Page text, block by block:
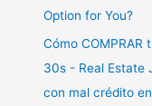
Option for You?
Cómo COMPRAR
30s - Real Estate
con mal crédito